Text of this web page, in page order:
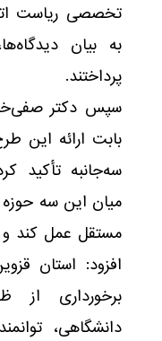
تخصصی ریاست
به بیان
پرداختند.
سپس دکتر
بابت ارائه این
سه‌جانبه تأکید
میان این سه
مستقل عمل کند و
افزود: استان
برخورداری از
دانشگاهی،